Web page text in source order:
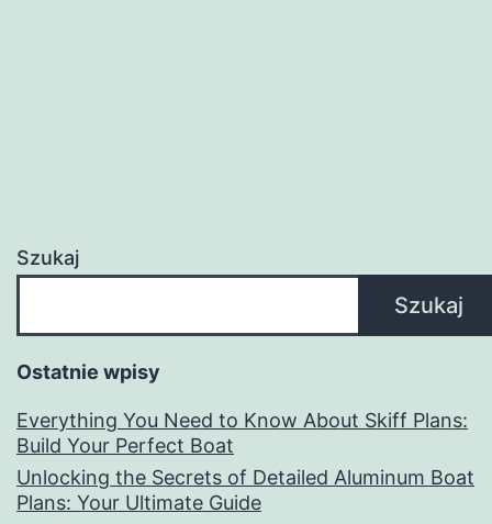
Szukaj
Szukaj
Ostatnie wpisy
Everything You Need to Know About Skiff Plans:
Build Your Perfect Boat
Unlocking the Secrets of Detailed Aluminum Boat
Plans: Your Ultimate Guide